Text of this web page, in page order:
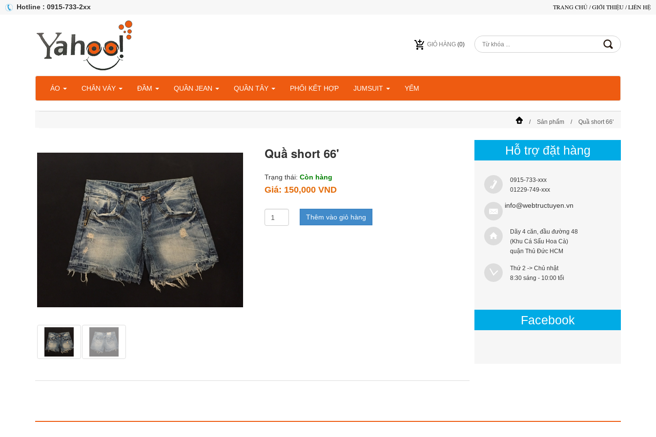
Hotline : 0915-733-2xx TRANG CHỦ/GIỚI THIỆU/LIÊN HỆ
GIỎ HÀNG (0)
ÁO CHÂN VÁY ĐẦM QUẦN JEAN QUẦN TÂY PHỐI KẾT HỢP JUMSUIT YẾM
Sản phẩm Quầ short 66'
Quầ short 66'
Trạng thái: Còn hàng
Giá: 150,000 VND
Thêm vào giỏ hàng
Hỗ trợ đặt hàng
0915-733-xxx
01229-749-xxx
info@webtructuyen.vn
Dãy 4 căn, đầu đường 48
(Khu Cá Sấu Hoa Cà)
quận Thủ Đức HCM
Thứ 2 -> Chủ nhật
8:30 sáng - 10:00 tối
Facebook